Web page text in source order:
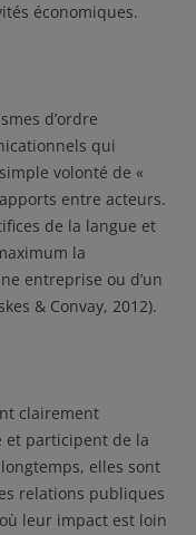
économiques.
d’ordre
qui
volonté de «
entre acteurs.
de la langue et
la
entreprise ou d’un
& Convay, 2012).
clairement
et participent de la
elles sont
relations publiques
leur impact est loin